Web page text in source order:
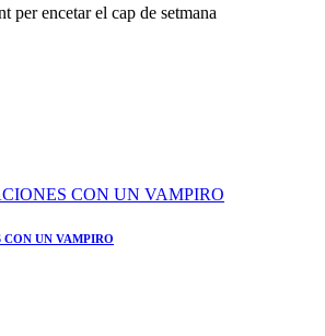
per encetar el cap de setmana
CON UN VAMPIRO